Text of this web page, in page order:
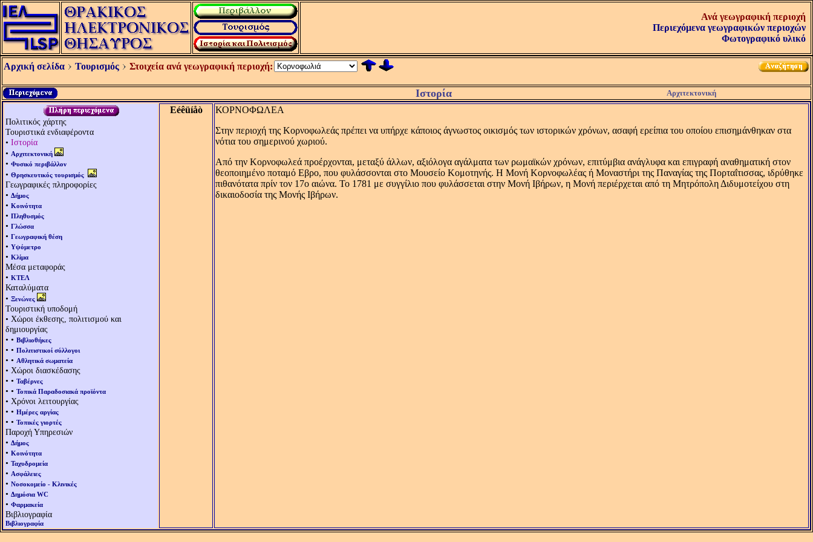
Ανά γεωγραφική περιοχή
Περιεχόμενα γεωγραφικών περιοχών
Φωτογραφικό υλικό
Αρχική σελίδα Τουρισμός Στοιχεία ανά γεωγραφική περιοχή:
Ιστορία Αρχιτεκτονική
Πολιτικός χάρτης
Τουριστικά ενδιαφέροντα
• Ιστορία
• Αρχιτεκτονική
• Φυσικό περιβάλλον
• Θρησκευτικός τουρισμός
Γεωγραφικές πληροφορίες
• Δήμος
• Κοινότητα
• Πληθυσμός
• Γλώσσα
• Γεωγραφική θέση
• Υψόμετρο
• Κλίμα
Μέσα μεταφοράς
• ΚΤΕΛ
Καταλύματα
• Ξενώνες
Τουριστική υποδομή
• Χώροι έκθεσης, πολιτισμού και
δημιουργίας
• • Βιβλιοθήκες
• • Πολιτιστικοί σύλλογοι
• • Αθλητικά σωματεία
• Χώροι διασκέδασης
• • Ταβέρνες
• • Τοπικά Παραδοσιακά προϊόντα
• Χρόνοι λειτουργίας
• • Ημέρες αργίας
• • Τοπικές γιορτές
Παροχή Υπηρεσιών
• Δήμος
• Κοινότητα
• Ταχυδρομεία
• Ασφάλειες
• Νοσοκομείο - Κλινικές
• Δημόσια WC
• Φαρμακεία
Βιβλιογραφία
Βιβλιογραφία
Eéêüíåò
ΚΟΡΝΟΦΩΛΕΑ
Στην περιοχή της Kορνοφωλεάς πρέπει να υπήρχε κάποιος άγνωστος οικισμός των ιστορικών χρόνων, ασαφή ερείπια του οποίου επισημάνθηκαν στα
νότια του σημερινού χωριού.
Aπό την Kορνοφωλεά προέρχονται, μεταξύ άλλων, αξιόλογα αγάλματα των ρωμαϊκών χρόνων, επιτύμβια ανάγλυφα και επιγραφή αναθηματική στον
θεοποιημένο ποταμό Eβρο, που φυλάσσονται στο Mουσείο Kομοτηνής. Η Μονή Κορνοφωλέας ή Μοναστήρι της Παναγίας της Πορταΐτισσας, ιδρύθηκε
πιθανότατα πρίν τον 17ο αιώνα. Το 1781 με συγγίλιο που φυλάσσεται στην Μονή Ιβήρων, η Μονή περιέρχεται από τη Μητρόπολη Διδυμοτείχου στη
δικαιοδοσία της Μονής Ιβήρων.